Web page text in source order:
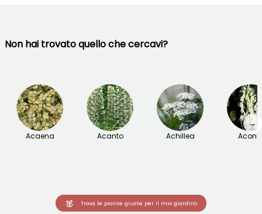
Non hai trovato quello che cercavi?
Acaena Acanto Achillea Aconiti
→
Trova le piante giuste per il mio giardino